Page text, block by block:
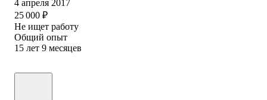
4 апреля 2017
25 000 ₽
Не ищет работу
Общий опыт
15 лет 9 месяцев